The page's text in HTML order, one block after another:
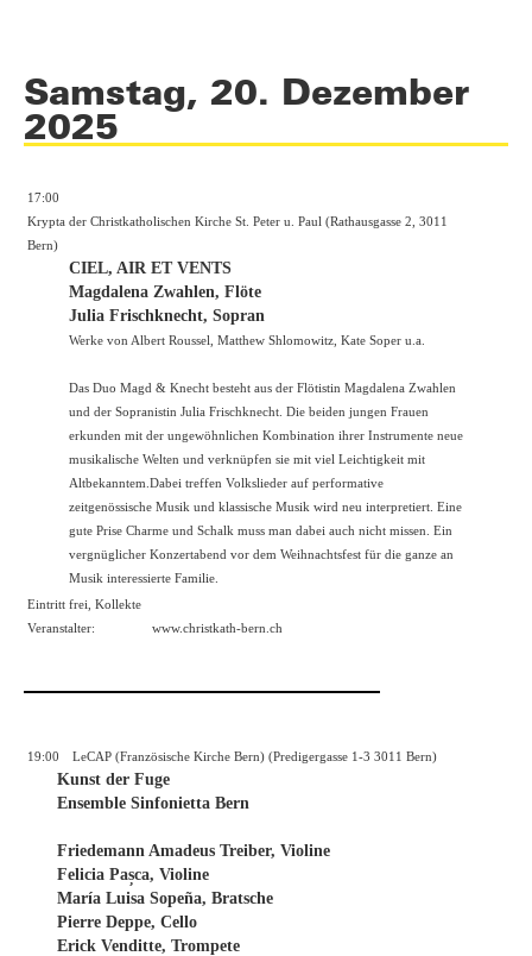
Samstag, 20. Dezember
2025
17:00
Krypta der Christkatholischen Kirche St. Peter u. Paul (Rathausgasse 2, 3011
Bern)
CIEL, AIR ET VENTS
Magdalena Zwahlen, Flöte
Julia Frischknecht, Sopran
Werke von Albert Roussel, Matthew Shlomowitz, Kate Soper u.a.
Das Duo Magd & Knecht besteht aus der Flötistin Magdalena Zwahlen
und der Sopranistin Julia Frischknecht. Die beiden jungen Frauen
erkunden mit der ungewöhnlichen Kombination ihrer Instrumente neue
musikalische Welten und verknüpfen sie mit viel Leichtigkeit mit
Altbekanntem.Dabei treffen Volkslieder auf performative
zeitgenössische Musik und klassische Musik wird neu interpretiert. Eine
gute Prise Charme und Schalk muss man dabei auch nicht missen. Ein
vergnüglicher Konzertabend vor dem Weihnachtsfest für die ganze an
Musik interessierte Familie.
Eintritt frei, Kollekte
Veranstalter:
www.christkath-bern.ch
19:00 LeCAP (Französische Kirche Bern) (Predigergasse 1-3 3011 Bern)
Kunst der Fuge
Ensemble Sinfonietta Bern
Friedemann Amadeus Treiber, Violine
Felicia Pașca, Violine
María Luisa Sopeña, Bratsche
Pierre Deppe, Cello
Erick Venditte, Trompete